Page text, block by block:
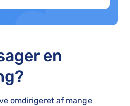
en
omdirigeret af mange